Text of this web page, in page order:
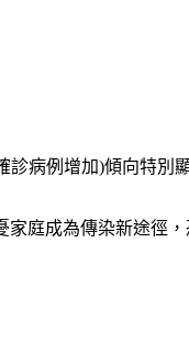
病例增加)傾向特別顯
庭成為傳染新途徑